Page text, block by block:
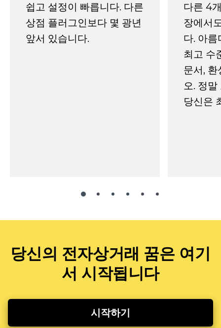
쉽고 설정이 빠릅니다. 다른
상점 플러그인보다 몇 광년
앞서 있습니다.
다른 4
장에서
다. 아름
최고 수
문서,
오. 정
당신은
당신의 전자상거래 꿈은 여기
서 시작됩니다
시작하기